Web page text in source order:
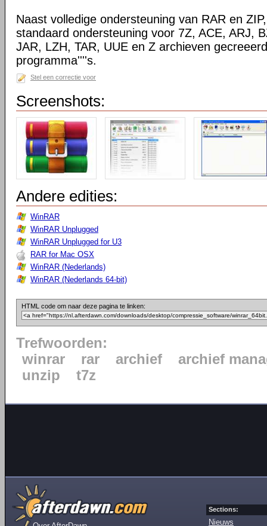
Naast volledige ondersteuning van RAR en
standaard ondersteuning voor 7Z, ACE, ARJ,
JAR, LZH, TAR, UUE en Z archieven
programma''''s.
Stel een correctie voor
Screenshots:
Andere edities:
WinRAR
WinRAR Unplugged
WinRAR Unplugged for U3
RAR for Mac OSX
WinRAR (Nederlands)
WinRAR (Nederlands 64-bit)
HTML code om naar deze pagina te linken:
Trefwoorden:
winrar
rar archief
archief
unzip
t7z
Sections:
Nieuws